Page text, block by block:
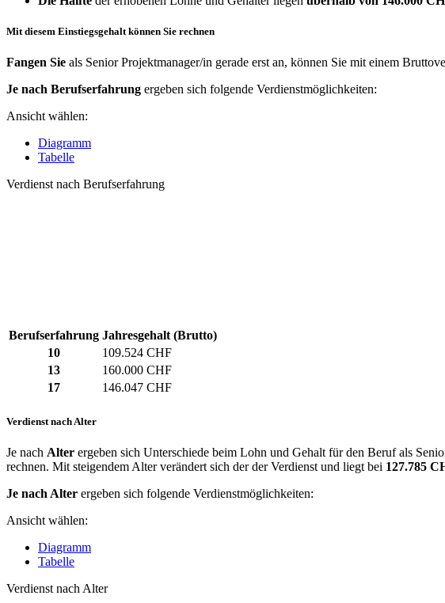
Mit diesem Einstiegsgehalt können Sie rechnen
Fangen Sie als Senior Projektmanager/in gerade erst an, können Sie mit einem
Je nach Berufserfahrung ergeben sich folgende Verdienstmöglichkeiten:
Ansicht wählen:
Diagramm
Tabelle
Verdienst nach Berufserfahrung
Berufserfahrung Jahresgehalt (Brutto)
10
109.524 CHF
13
160.000 CHF
17
146.047 CHF
Verdienst nach Alter
Je nach Alter ergeben sich Unterschiede beim Lohn und Gehalt für den Beruf als
rechnen. Mit steigendem Alter verändert sich der der Verdienst und liegt bei 127.785
Je nach Alter ergeben sich folgende Verdienstmöglichkeiten:
Ansicht wählen:
Diagramm
Tabelle
Verdienst nach Alter